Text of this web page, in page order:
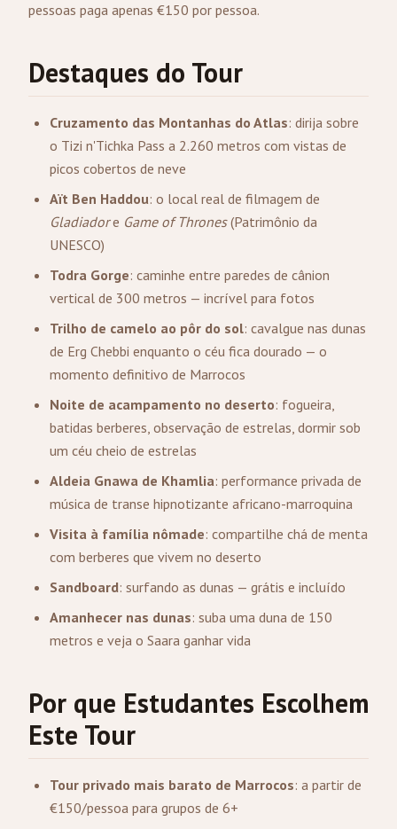
pessoas paga apenas €150 por pessoa.
Destaques do Tour
Cruzamento das Montanhas do Atlas: dirija sobre
o Tizi n'Tichka Pass a 2.260 metros com vistas de
picos cobertos de neve
Aït Ben Haddou: o local real de filmagem de
Gladiadore Game of Thrones(Patrimônio da
UNESCO)
Todra Gorge: caminhe entre paredes de cânion
vertical de 300 metros — incrível para fotos
Trilho de camelo ao pôr do sol: cavalgue nas dunas
de Erg Chebbi enquanto o céu fica dourado — o
momento definitivo de Marrocos
Noite de acampamento no deserto: fogueira,
batidas berberes, observação de estrelas, dormir sob
um céu cheio de estrelas
Aldeia Gnawa de Khamlia: performance privada de
música de transe hipnotizante africano-marroquina
Visita à família nômade: compartilhe chá de menta
com berberes que vivem no deserto
Sandboard: surfando as dunas — grátis e incluído
Amanhecer nas dunas: suba uma duna de 150
metros e veja o Saara ganhar vida
Por que Estudantes Escolhem
Este Tour
Tour privado mais barato de Marrocos: a partir de
€150/pessoa para grupos de 6+